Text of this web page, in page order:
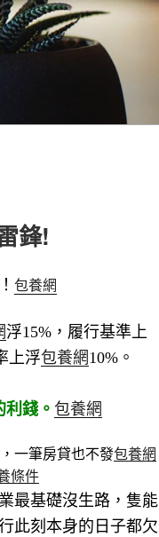
鋒!
包養網
浮15%， 履行基準上
上浮包養網10%。
利錢。 包養網
一筆房貸也不發包養網
條件
最基礎沒生路，隻能
此刻本身的日子都欠